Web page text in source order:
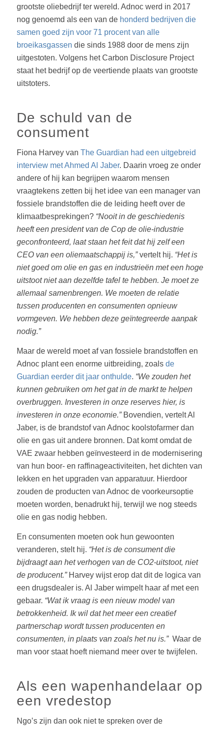
grootste oliebedrijf ter wereld. Adnoc werd in 2017
nog genoemd als een van de honderd bedrijven die
samen goed zijn voor 71 procent van alle
broeikasgassen die sinds 1988 door de mens zijn
uitgestoten. Volgens het Carbon Disclosure Project
staat het bedrijf op de veertiende plaats van grootste
uitstoters.
De schuld van de
consument
Fiona Harvey van The Guardian had een uitgebreid
interview met Ahmed Al Jaber. Daarin vroeg ze onder
andere of hij kan begrijpen waarom mensen
vraagtekens zetten bij het idee van een manager van
fossiele brandstoffen die de leiding heeft over de
klimaatbesprekingen? “Nooit in de geschiedenis
heeft een president van de Cop de olie-industrie
geconfronteerd, laat staan het feit dat hij zelf een
CEO van een oliemaatschappij is,”vertelt hij. “Het is
niet goed om olie en gas en industrieën met een hoge
uitstoot niet aan dezelfde tafel te hebben. Je moet ze
allemaal samenbrengen. We moeten de relatie
tussen producenten en consumenten opnieuw
vormgeven. We hebben deze geïntegreerde aanpak
nodig.”
Maar de wereld moet af van fossiele brandstoffen en
Adnoc plant een enorme uitbreiding, zoals de
Guardian eerder dit jaar onthulde. “We zouden het
kunnen gebruiken om het gat in de markt te helpen
overbruggen. Investeren in onze reserves hier, is
investeren in onze economie.”Bovendien, vertelt Al
Jaber, is de brandstof van Adnoc koolstofarmer dan
olie en gas uit andere bronnen. Dat komt omdat de
VAE zwaar hebben geïnvesteerd in de modernisering
van hun boor- en raffinageactiviteiten, het dichten van
lekken en het upgraden van apparatuur. Hierdoor
zouden de producten van Adnoc de voorkeursoptie
moeten worden, benadrukt hij, terwijl we nog steeds
olie en gas nodig hebben.
En consumenten moeten ook hun gewoonten
veranderen, stelt hij. “Het is de consument die
bijdraagt aan het verhogen van de CO2-uitstoot, niet
de producent.”Harvey wijst erop dat dit de logica van
een drugsdealer is. Al Jaber wimpelt haar af met een
gebaar. “Wat ik vraag is een nieuw model van
betrokkenheid. Ik wil dat het meer een creatief
partnerschap wordt tussen producenten en
consumenten, in plaats van zoals het nu is.” Waar de
man voor staat hoeft niemand meer over te twijfelen.
Als een wapenhandelaar op
een vredestop
Ngo’s zijn dan ook niet te spreken over de